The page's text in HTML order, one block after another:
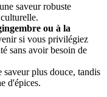
saveur robuste
ou à la
si vous privilégiez
sans avoir besoin de
saveur plus douce, tandis
d'épices.